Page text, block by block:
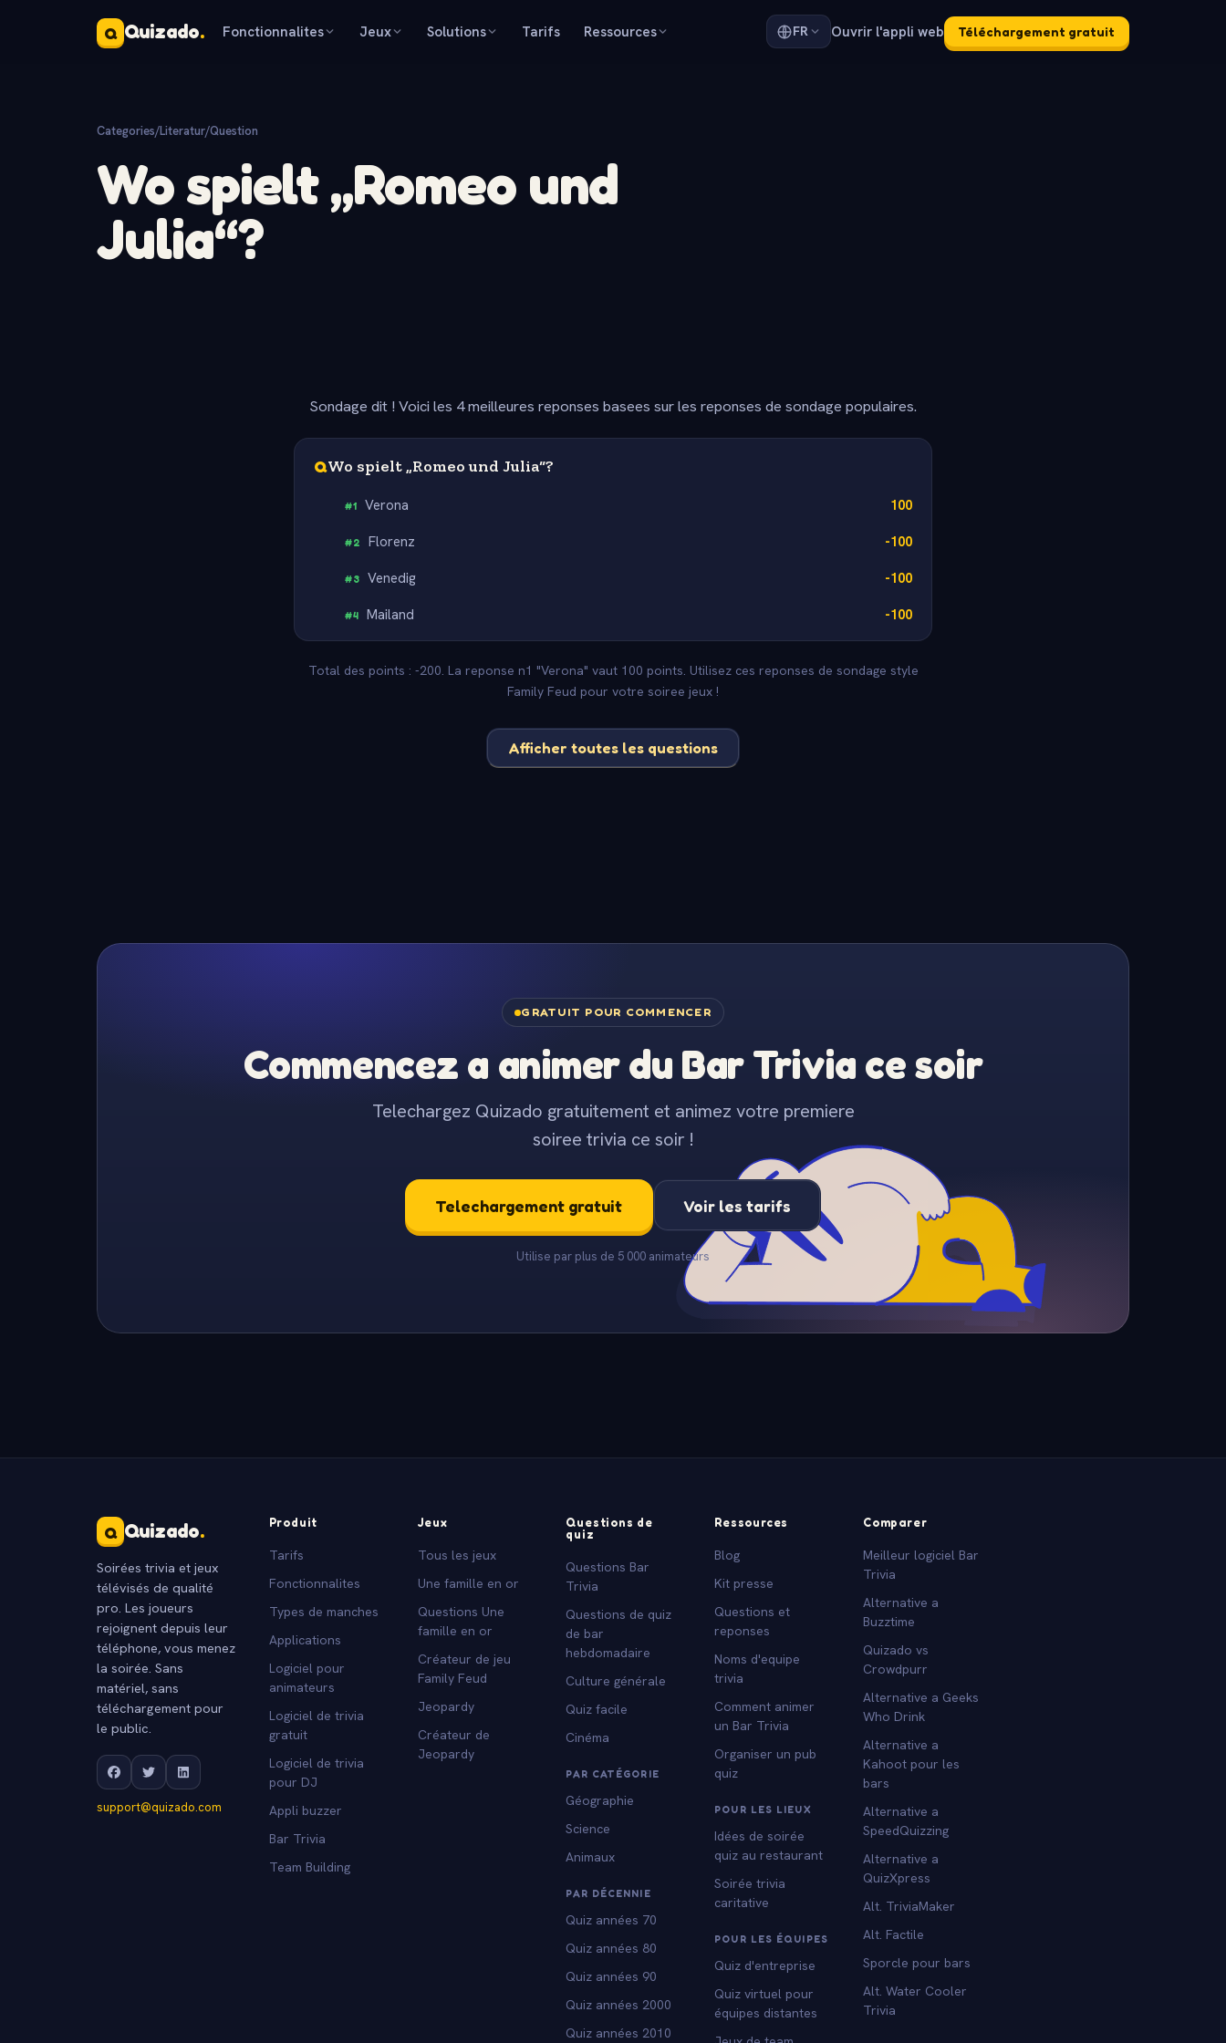
Q Quizado. Fonctionnalites Jeux Solutions Tarifs Ressources FR Ouvrir l'appli web Téléchargement gratuit
Categories/Literatur/Question
Wo spielt „Romeo und
Julia“?
Sondage dit ! Voici les 4 meilleures reponses basees sur les reponses de sondage populaires.
QWo spielt „Romeo und Julia“?
#1 Verona 100
#2 Florenz -100
#3 Venedig -100
#4 Mailand -100
Total des points : -200. La reponse n1 "Verona" vaut 100 points. Utilisez ces reponses de sondage style
Family Feud pour votre soiree jeux !
Afficher toutes les questions
GRATUIT POUR COMMENCER
Commencez a animer du Bar Trivia ce soir
Telechargez Quizado gratuitement et animez votre premiere
soiree trivia ce soir !
Telechargement gratuit Voir les tarifs
Utilise par plus de 5 000 animateurs
Q Quizado.
Soirées trivia et jeux
télévisés de qualité
pro. Les joueurs
rejoignent depuis leur
téléphone, vous menez
la soirée. Sans
matériel, sans
téléchargement pour
le public.
support@quizado.com
Produit
Tarifs
Fonctionnalites
Types de manches
Applications
Logiciel pour
animateurs
Logiciel de trivia
gratuit
Logiciel de trivia
pour DJ
Appli buzzer
Bar Trivia
Team Building
Jeux
Tous les jeux
Une famille en or
Questions Une
famille en or
Créateur de jeu
Family Feud
Jeopardy
Créateur de
Jeopardy
Questions de
quiz
Questions Bar
Trivia
Questions de quiz
de bar
hebdomadaire
Culture générale
Quiz facile
Cinéma
PAR CATÉGORIE
Géographie
Science
Animaux
PAR DÉCENNIE
Quiz années 70
Quiz années 80
Quiz années 90
Quiz années 2000
Quiz années 2010
Ressources
Blog
Kit presse
Questions et
reponses
Noms d'equipe
trivia
Comment animer
un Bar Trivia
Organiser un pub
quiz
POUR LES LIEUX
Idées de soirée
quiz au restaurant
Soirée trivia
caritative
POUR LES ÉQUIPES
Quiz d'entreprise
Quiz virtuel pour
équipes distantes
Comparer
Meilleur logiciel Bar
Trivia
Alternative a
Buzztime
Quizado vs
Crowdpurr
Alternative a Geeks
Who Drink
Alternative a
Kahoot pour les
bars
Alternative a
SpeedQuizzing
Alternative a
QuizXpress
Alt. TriviaMaker
Alt. Factile
Sporcle pour bars
Alt. Water Cooler
Trivia